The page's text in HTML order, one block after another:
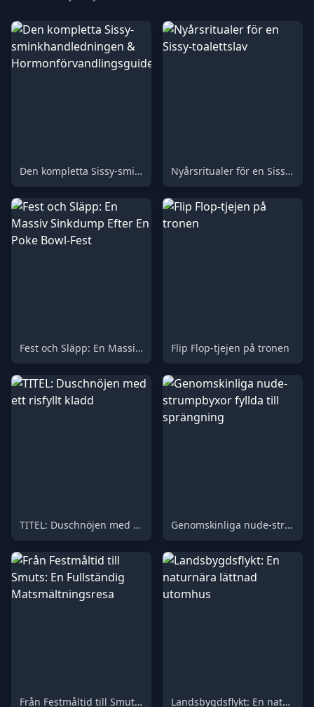
Den kompletta Sissy-sminkhandledningen & Hormonförvandlingsguiden Nyårsritualer för en Sissy-toalettslav
Fest och Släpp: En Massiv Sinkdump Efter En Poke Bowl-Fest Flip Flop-tjejen på tronen
TITEL: Duschnöjen med ett risfyllt kladd Genomskinliga nude-strumpbyxor fyllda till sprängning
Från Festmåltid till Smuts: En Fullständig Matsmältningsresa Landsbygdsflykt: En naturnära lättnad utomhus